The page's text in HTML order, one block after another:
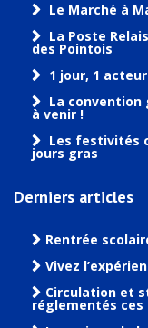
Le Marché à
La Poste
des Pointois
1 jour, 1 acteur
La
à venir !
Les festivités
jours gras
Derniers articles
Rentrée
Vivez
Circulation et
réglementés ces